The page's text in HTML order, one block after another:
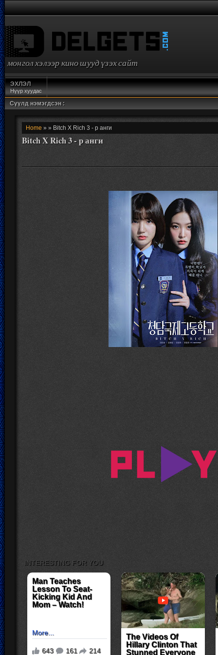
монгол хэлээр кино шууд үзэх сайт
ЭХЛЭЛ
Нүүр хуудас
Сүүлд нэмэгдсэн :
Home » » Bitch X Rich 3 - р анги
Bitch X Rich 3 - р анги